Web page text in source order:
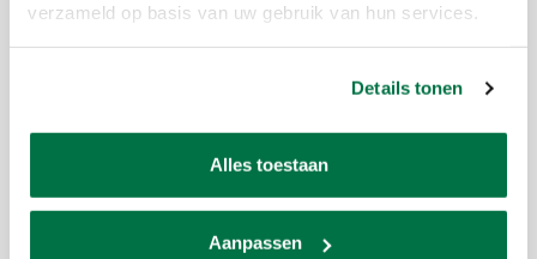
verzameld op basis van uw gebruik van hun services.
Details tonen
Alles toestaan
Aanpassen
hoge temperaturen, waardoor Aramith-
ballen veel minder gevoelig zijn voor
schurende brandvlekken. Ze houden hun
langere periode van tijd, resulterend in
minimale slijtage van bal- en tafelkleden.
Hoge slagvastheid
Omdat slaan op de ballen de essentie van